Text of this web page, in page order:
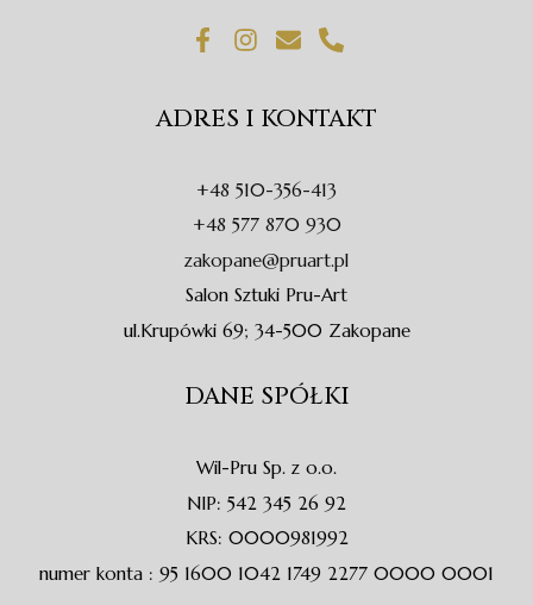
F
a
b
k
-
f
I
n
a
r
a
m
E
n
l
p
e
P
h
n
e
a
l
t
ADRES I KONTAKT
+48 510-356-413
+48 577 870 930
zakopane@pruart.pl
Salon Sztuki Pru-Art
ul.Krupówki 69; 34-500 Zakopane
DANE SPÓŁKI
Wil-Pru Sp. z o.o.
NIP: 542 345 26 92
KRS: 0000981992
numer konta : 95 1600 1042 1749 2277 0000 0001